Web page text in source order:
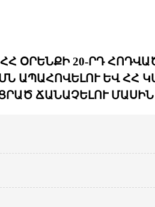
ՕՐԵՆՔԻ 20-ՐԴ
ԱՊԱՀՈՎԵԼՈՒ ԵՎ ՀՀ
ՃԱՆԱՉԵԼՈՒ ՄԱՍԻՆ